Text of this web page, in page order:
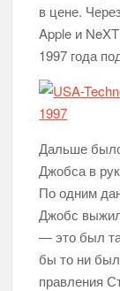
Послушай Илон,
модерации
Apple
заявления о
в цене.
Apple и
1997 года
Дальше
Джобса в
По одним
Джобс
— это был
бы то ни
правления